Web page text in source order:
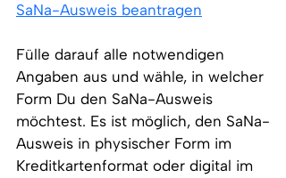
SaNa-Ausweis beantragen
Fülle darauf alle notwendigen
Angaben aus und wähle, in welcher
Form Du den SaNa-Ausweis
möchtest. Es ist möglich, den SaNa-
Ausweis in physischer Form im
Kreditkartenformat oder digital im